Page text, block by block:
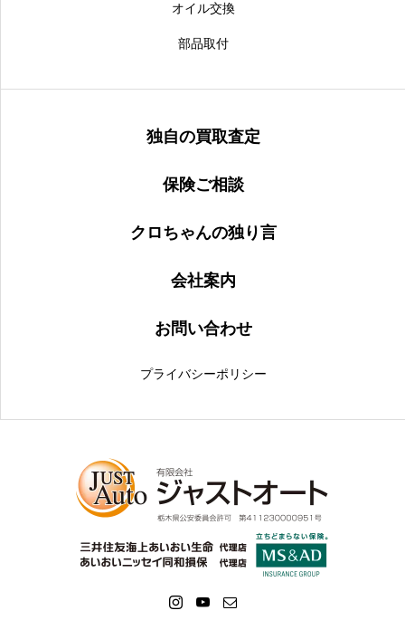
オイル交換
部品取付
独自の買取査定
保険ご相談
クロちゃんの独り言
会社案内
お問い合わせ
プライバシーポリシー